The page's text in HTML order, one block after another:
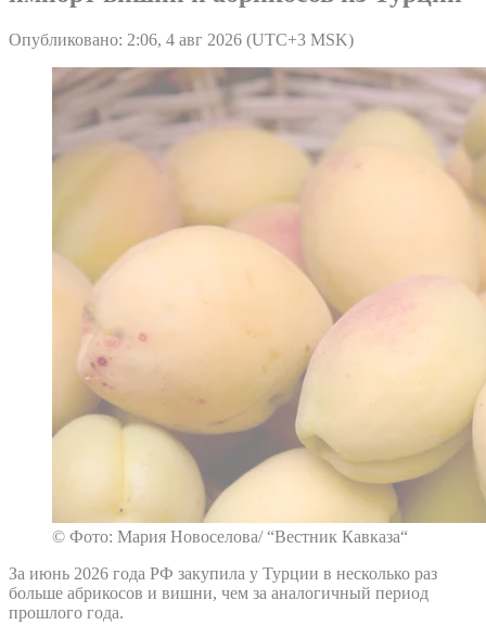
Опубликовано: 2:06, 4 авг 2026 (UTC+3 MSK)
© Фото: Мария Новоселова/ “Вестник Кавказа“
За июнь 2026 года РФ закупила у Турции в несколько раз
больше абрикосов и вишни, чем за аналогичный период
прошлого года.